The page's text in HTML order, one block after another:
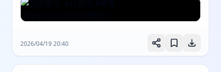
2026/04/19 20:40